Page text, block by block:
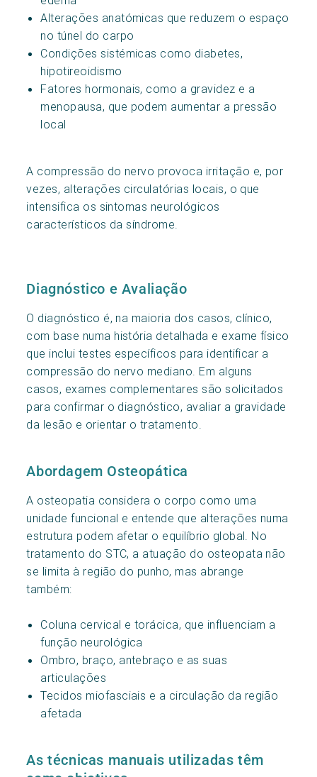
Alterações anatómicas que reduzem o espaço
no túnel do carpo
Condições sistémicas como diabetes,
hipotireoidismo
Fatores hormonais, como a gravidez e a
menopausa, que podem aumentar a pressão
local
A compressão do nervo provoca irritação e, por
vezes, alterações circulatórias locais, o que
intensifica os sintomas neurológicos
característicos da síndrome.
Diagnóstico e Avaliação
O diagnóstico é, na maioria dos casos, clínico,
com base numa história detalhada e exame físico
que inclui testes específicos para identificar a
compressão do nervo mediano. Em alguns
casos, exames complementares são solicitados
para confirmar o diagnóstico, avaliar a gravidade
da lesão e orientar o tratamento.
Abordagem Osteopática
A osteopatia considera o corpo como uma
unidade funcional e entende que alterações numa
estrutura podem afetar o equilíbrio global. No
tratamento do STC, a atuação do osteopata não
se limita à região do punho, mas abrange
também:
Coluna cervical e torácica, que influenciam a
função neurológica
Ombro, braço, antebraço e as suas
articulações
Tecidos miofasciais e a circulação da região
afetada
As técnicas manuais utilizadas têm